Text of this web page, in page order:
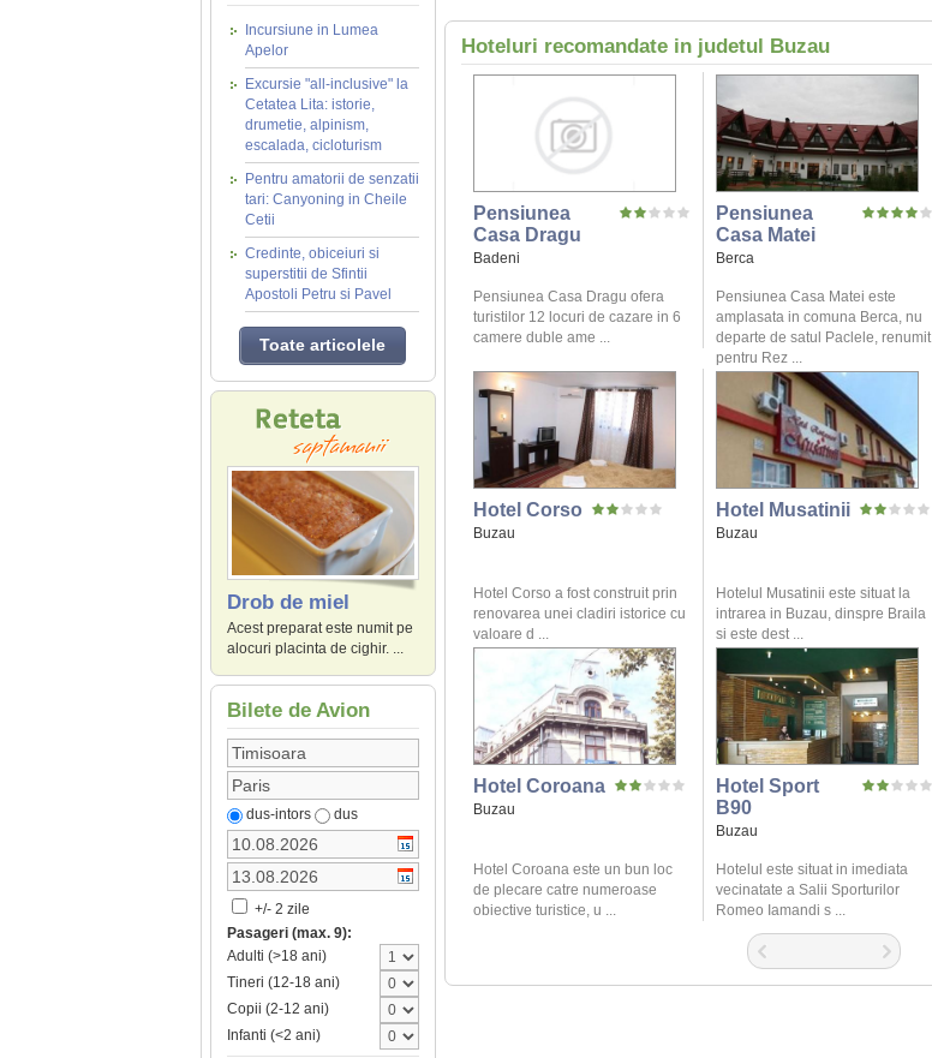
Incursiune in Lumea
Apelor
Excursie "all-inclusive" la
Cetatea Lita: istorie,
drumetie, alpinism,
escalada, cicloturism
Pentru amatorii de senzatii
tari: Canyoning in Cheile
Cetii
Credinte, obiceiuri si
superstitii de Sfintii
Apostoli Petru si Pavel
Toate articolele
Drob de miel
Acest preparat este numit pe
alocuri placinta de cighir. ...
Bilete de Avion
dus-intors dus
+/- 2 zile
Pasageri (max. 9):
Adulti (>18 ani)
Tineri (12-18 ani)
Copii (2-12 ani)
Infanti (<2 ani)
Hoteluri recomandate in judetul Buzau
Pensiunea
Casa Dragu
Badeni
Pensiunea Casa Dragu ofera
turistilor 12 locuri de cazare in 6
camere duble ame ...
Pensiunea
Casa Matei
Berca
Pensiunea Casa Matei este
amplasata in comuna Berca, nu
departe de satul Paclele, renumit
pentru Rez ...
Hotel Corso
Buzau
Hotel Corso a fost construit prin
renovarea unei cladiri istorice cu
valoare d ...
Hotel Musatinii
Buzau
Hotelul Musatinii este situat la
intrarea in Buzau, dinspre Braila
si este dest ...
Hotel Coroana
Buzau
Hotel Coroana este un bun loc
de plecare catre numeroase
obiective turistice, u ...
Hotel Sport
B90
Buzau
Hotelul este situat in imediata
vecinatate a Salii Sporturilor
Romeo Iamandi s ...